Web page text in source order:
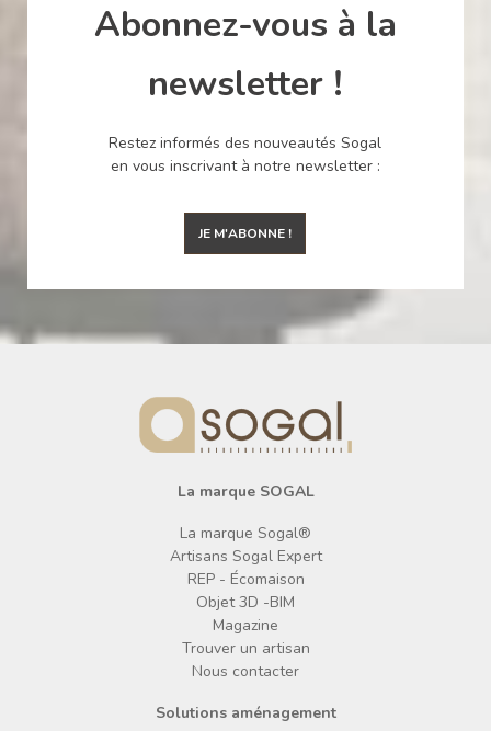
Abonnez-vous à la
newsletter !
Restez informés des nouveautés Sogal
en vous inscrivant à notre newsletter :
JE M'ABONNE !
La marque SOGAL
La marque Sogal®
Artisans Sogal Expert
REP - Écomaison
Objet 3D -BIM
Magazine
Trouver un artisan
Nous contacter
Solutions aménagement